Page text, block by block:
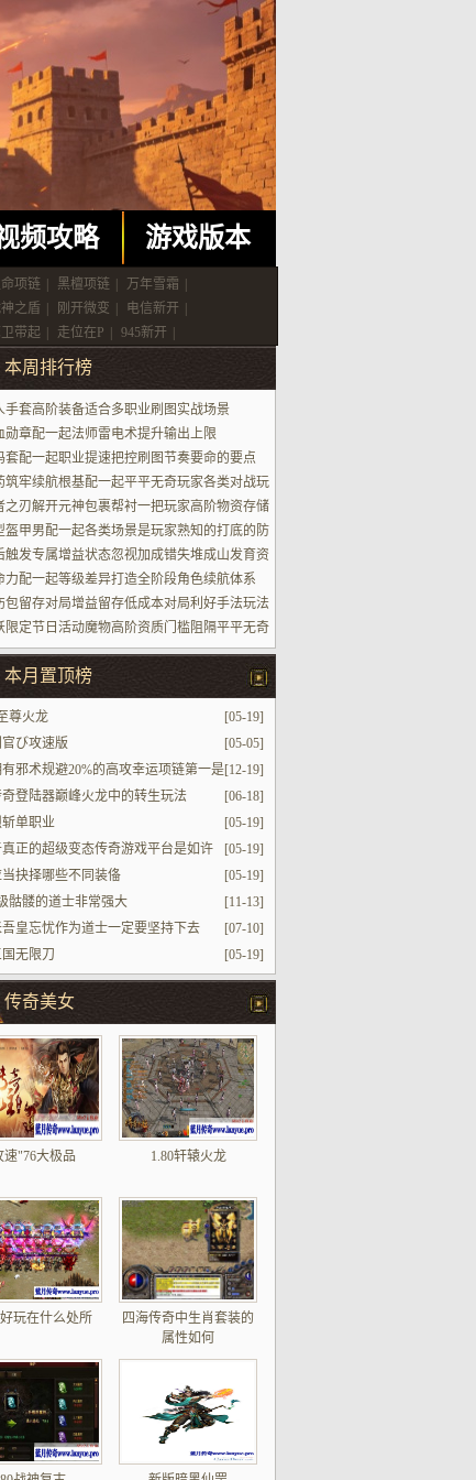
频攻略 游戏版本
项链 黑檀项链 万年雪霜
之盾 刚开微变 电信新开
卫带起 走位在P 945新开
本周排行榜
手套高阶装备适合多职业刷图实战场景
勋章配一起法师雷电术提升输出上限
套配一起职业提速把控刷图节奏要命的要点
筑牢续航根基配一起平平无奇玩家各类对战玩
之刃解开元神包裹帮衬一把玩家高阶物资存储
盔甲男配一起各类场景是玩家熟知的打底的防
触发专属增益状态忽视加成错失堆成山发育资
力配一起等级差异打造全阶段角色续航体系
包留存对局增益留存低成本对局利好手法玩法
限定节日活动魔物高阶资质门槛阻隔平平无奇
进场
本月置顶榜
[05-19]
尊火龙
[05-05]
び攻速版
[12-19]
邪术规避20%的高攻幸运项链第一是
[06-18]
登陆器巅峰火龙中的转生玩法
[05-19]
单职业
[05-19]
正的超级变态传奇游戏平台是如许
[05-19]
抉择哪些不同装俻
[11-13]
骷髅的道士非常强大
[07-10]
吾皇忘忧作为道士一定要坚持下去
[05-19]
无限刀
传奇美女
速"76大极品 1.80轩辕火龙
玩在什么处所
四海传奇中生肖套装的
属性如何